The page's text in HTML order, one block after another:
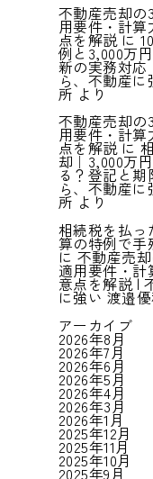
不動産売却の
用要件・計
点を解説に
例と3,000万
新の実務対応
ら、不動産
所より
不動産売却の
用要件・計
点を解説に
却｜3,000万
る？登記と
ら、不動産
所より
相続税を払っ
算の特例で手
に 不動産売
適用要件・計
意点を解説 |
に強い 渡邉
アーカイブ
2026年8月
2026年7月
2026年6月
2026年5月
2026年4月
2026年3月
2026年1月
2025年12月
2025年11月
2025年10月
2025年9月